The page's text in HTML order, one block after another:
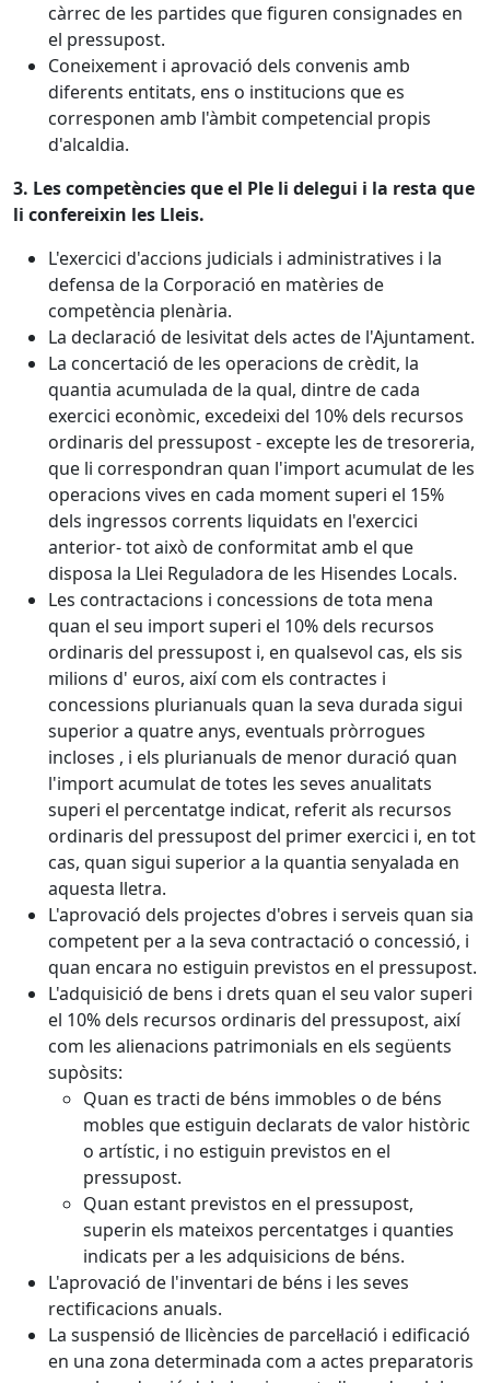
càrrec de les partides que figuren consignades en
el pressupost.
Coneixement i aprovació dels convenis amb
diferents entitats, ens o institucions que es
corresponen amb l'àmbit competencial propis
d'alcaldia.
3. Les competències que el Ple li delegui i la resta que
li confereixin les Lleis.
L'exercici d'accions judicials i administratives i la
defensa de la Corporació en matèries de
competència plenària.
La declaració de lesivitat dels actes de l'Ajuntament.
La concertació de les operacions de crèdit, la
quantia acumulada de la qual, dintre de cada
exercici econòmic, excedeixi del 10% dels recursos
ordinaris del pressupost - excepte les de tresoreria,
que li correspondran quan l'import acumulat de les
operacions vives en cada moment superi el 15%
dels ingressos corrents liquidats en l'exercici
anterior- tot això de conformitat amb el que
disposa la Llei Reguladora de les Hisendes Locals.
Les contractacions i concessions de tota mena
quan el seu import superi el 10% dels recursos
ordinaris del pressupost i, en qualsevol cas, els sis
milions d' euros, així com els contractes i
concessions plurianuals quan la seva durada sigui
superior a quatre anys, eventuals pròrrogues
incloses , i els plurianuals de menor duració quan
l'import acumulat de totes les seves anualitats
superi el percentatge indicat, referit als recursos
ordinaris del pressupost del primer exercici i, en tot
cas, quan sigui superior a la quantia senyalada en
aquesta lletra.
L'aprovació dels projectes d'obres i serveis quan sia
competent per a la seva contractació o concessió, i
quan encara no estiguin previstos en el pressupost.
L'adquisició de bens i drets quan el seu valor superi
el 10% dels recursos ordinaris del pressupost, així
com les alienacions patrimonials en els següents
supòsits:
Quan es tracti de béns immobles o de béns
mobles que estiguin declarats de valor històric
o artístic, i no estiguin previstos en el
pressupost.
Quan estant previstos en el pressupost,
superin els mateixos percentatges i quanties
indicats per a les adquisicions de béns.
L'aprovació de l'inventari de béns i les seves
rectificacions anuals.
La suspensió de llicències de parcel·lació i edificació
en una zona determinada com a actes preparatoris